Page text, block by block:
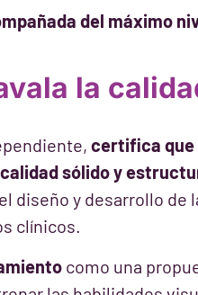
del máximo
la
certifica que
sólido y
diseño y desarrollo de
clínicos.
como una